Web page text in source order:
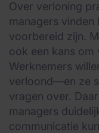
Over verloning
managers vinden
voorbereid zijn.
ook een kans om
Werknemers
verloond—en ze
vragen over.
managers
communicatie